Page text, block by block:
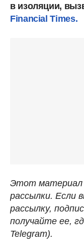
в изоляции,
Financial Times.
Этот материал
рассылки. Если
рассылку,
получайте ее,
Telegram).